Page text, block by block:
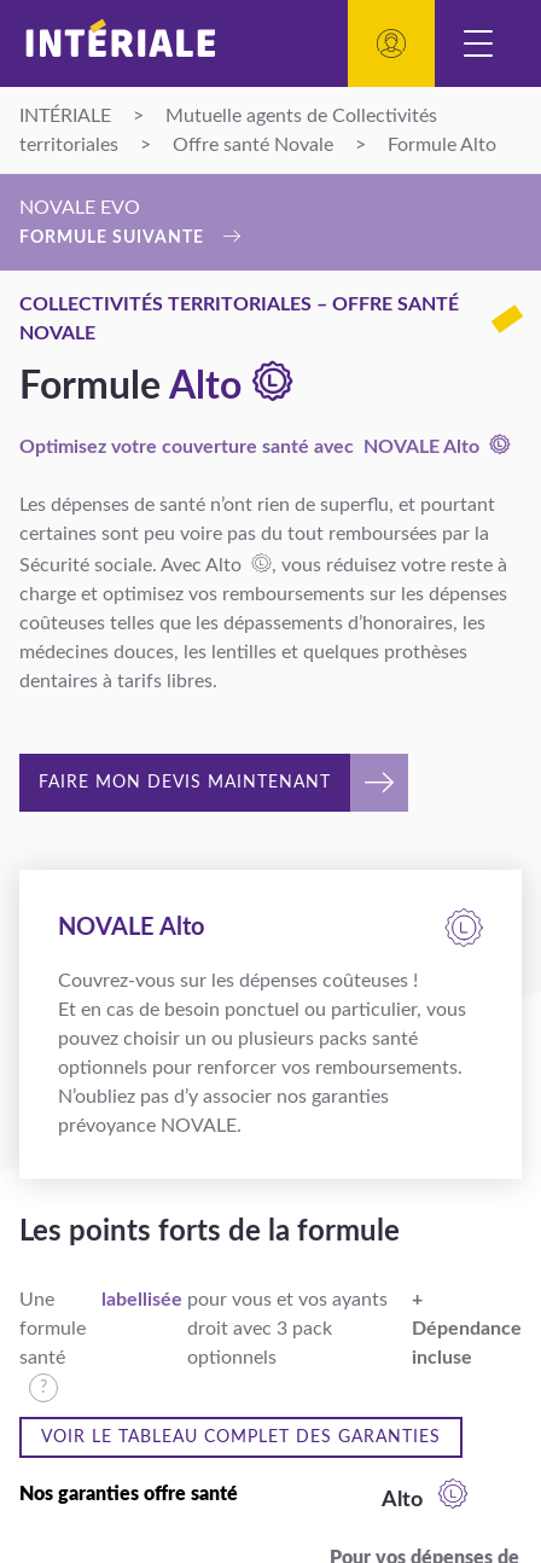
INTÉRIALE >
Mutuelle agents de Collectivités
territoriales
> Offre santé Novale > Formule Alto
COLLECTIVITÉS TERRITORIALES – OFFRE SANTÉ
NOVALE
Formule Alto
Optimisez votre couverture santé avec NOVALE Alto
Les dépenses de santé n’ont rien de superflu, et pourtant
certaines sont peu voire pas du tout remboursées par la
Sécurité sociale. Avec Alto
, vous réduisez votre reste à
charge et optimisez vos remboursements sur les dépenses
coûteuses telles que les dépassements d’honoraires, les
médecines douces, les lentilles et quelques prothèses
dentaires à tarifs libres.
FAIRE MON DEVIS MAINTENANT
NOVALE EVO
FORMULE SUIVANTE
NOVALE Alto
Couvrez-vous sur les dépenses coûteuses !
Et en cas de besoin ponctuel ou particulier, vous
pouvez choisir un ou plusieurs packs santé
optionnels pour renforcer vos remboursements.
N’oubliez pas d’y associer nos garanties
prévoyance NOVALE.
Les points forts de la formule
Une
formule
santé
labellisée pour vous et vos ayants
droit avec 3 pack
optionnels
+
Dépendance
incluse
VOIR LE TABLEAU COMPLET DES GARANTIES
Nos garanties offre santé Alto
Pour vos dépenses de